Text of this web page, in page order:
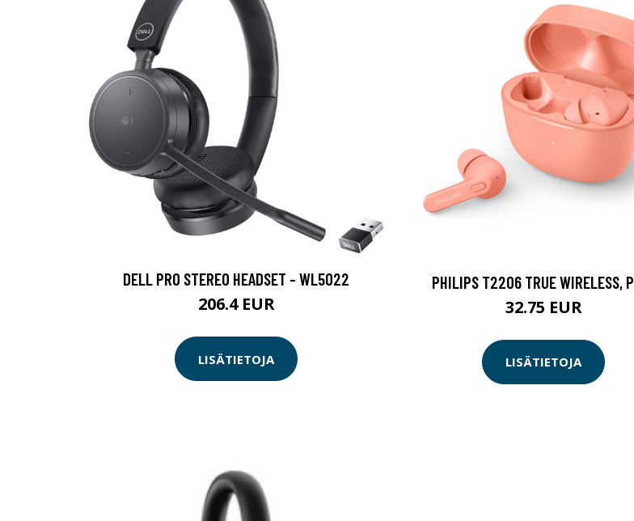
DELL PRO STEREO HEADSET - WL5022
206.4 EUR
LISÄTIETOJA
PHILIPS T2206 TRUE WIRELESS,
32.75 EUR
LISÄTIETOJA